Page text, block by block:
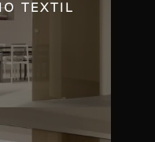
TEXTIL